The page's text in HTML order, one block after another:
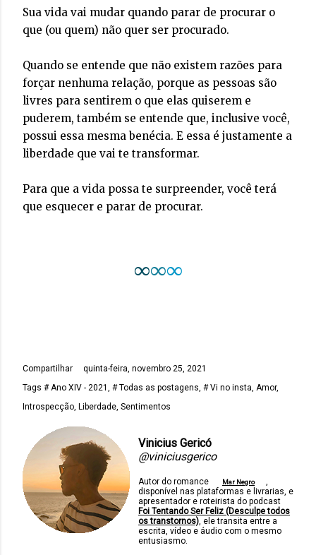
Sua vida vai mudar quando parar de procurar o
que (ou quem) não quer ser procurado.
Quando se entende que não existem razões para
forçar nenhuma relação, porque as pessoas são
livres para sentirem o que elas quiserem e
puderem, também se entende que, inclusive você,
possui essa mesma benécia. E essa é justamente a
liberdade que vai te transformar.
Para que a vida possa te surpreender, você terá
que esquecer e parar de procurar.
∞∞∞
Compartilhar
quinta-feira, novembro 25, 2021
Tags # Ano XIV - 2021 # Todas as postagens # Vi no insta Amor
Introspecção Liberdade Sentimentos
Vinicius Gericó
@viniciusgerico
Autor do romance Mar Negro
,
disponível nas plataformas e livrarias, e
apresentador e roteirista do podcast
Foi Tentando Ser Feliz (Desculpe todos
os transtornos), ele transita entre a
escrita, vídeo e áudio com o mesmo
entusiasmo.